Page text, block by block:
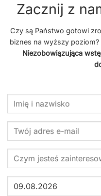
Zacznij z
Czy są Państwo gotowi
biznes na wyższy
Niezobowiązująca